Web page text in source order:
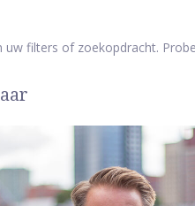
uw filters of zoekopdracht.